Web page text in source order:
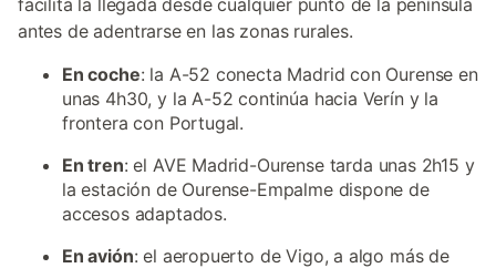
facilita la llegada desde cualquier punto de la península
antes de adentrarse en las zonas rurales.
En coche: la A-52 conecta Madrid con Ourense en
unas 4h30, y la A-52 continúa hacia Verín y la
frontera con Portugal.
En tren: el AVE Madrid-Ourense tarda unas 2h15 y
la estación de Ourense-Empalme dispone de
accesos adaptados.
En avión: el aeropuerto de Vigo, a algo más de